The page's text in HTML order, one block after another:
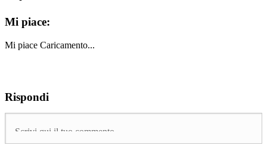
Mi piace:
Mi piace Caricamento...
Rispondi